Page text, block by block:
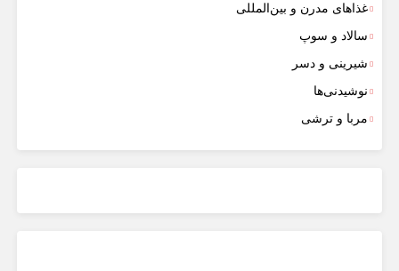
غذاهای مدرن و بین‌المللی
سالاد و سوپ
شیرینی و دسر
نوشیدنی‌ها
مربا و ترشی